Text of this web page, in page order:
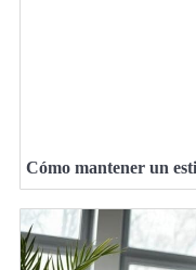
Cómo mantener un